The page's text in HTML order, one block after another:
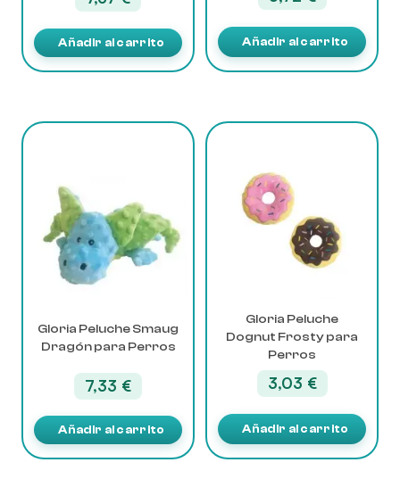
Añadir al carrito Añadir al carrito
Gloria Peluche Smaug
Dragón para Perros
7,33 €
Añadir al carrito
Gloria Peluche
Dognut Frosty para
Perros
3,03 €
Añadir al carrito